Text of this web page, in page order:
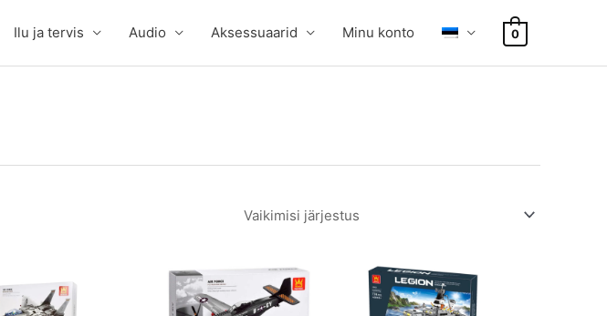
Ilu ja tervis Audio Aksessuaarid Minu konto 0